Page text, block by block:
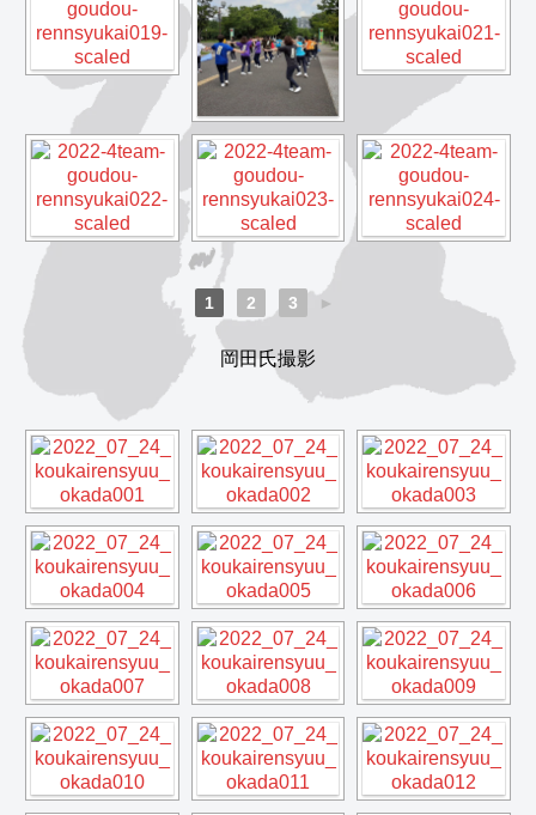
1 2 3 ►
岡田氏撮影